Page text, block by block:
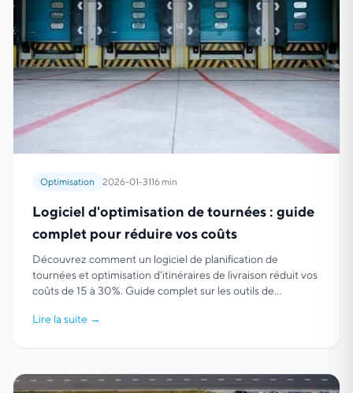
Optimisation 2026-01-3116 min
Logiciel d'optimisation de tournées : guide
complet pour réduire vos coûts
Découvrez comment un logiciel de planification de
tournées et optimisation d'itinéraires de livraison réduit vos
coûts de 15 à 30%. Guide complet sur les outils de
Lire la suite →